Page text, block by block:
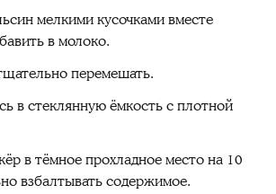
мелкими кусочками вместе
в молоко.
перемешать.
в стеклянную ёмкость с плотной
в тёмное прохладное место на 10
взбалтывать содержимое.